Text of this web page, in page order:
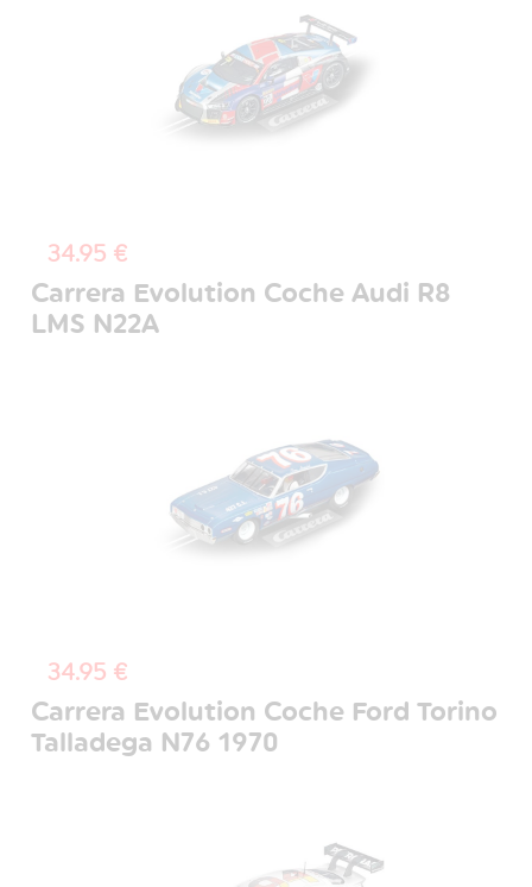
34.95 €
Carrera Evolution Coche Audi R8
LMS N22A
34.95 €
Carrera Evolution Coche Ford Torino
Talladega N76 1970